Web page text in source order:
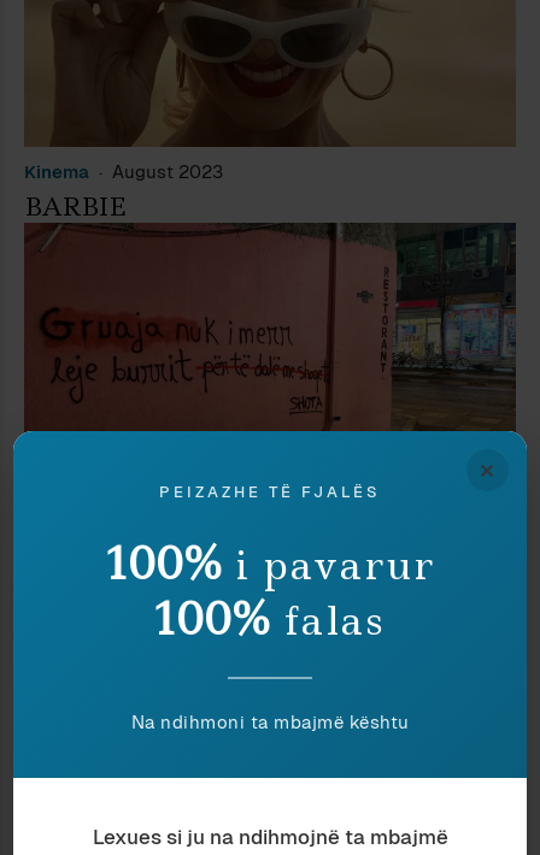
Kinema August 2023
BARBIE
Feminizëm March 2023
NA MBYTI FEMINIZMI
×
PEIZAZHE TË FJALËS
100% i pavarur
100% falas
Na ndihmoni ta mbajmë kështu
Lexues si ju na ndihmojnë ta mbajmë